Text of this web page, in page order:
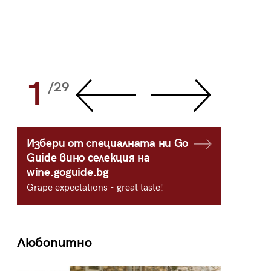
1 /29
Избери от специалната ни Go
Guide вино селекция на
wine.goguide.bg
Grape expectations - great taste!
Любопитно